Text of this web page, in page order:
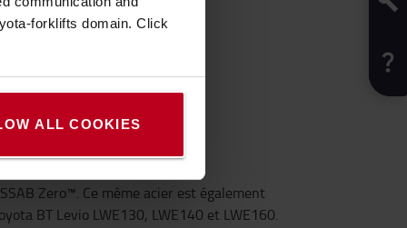
forklifts domain. Click
ALL COOKIES
Zero™. Ce même acier est également
BT Levio LWE130, LWE140 et LWE160.